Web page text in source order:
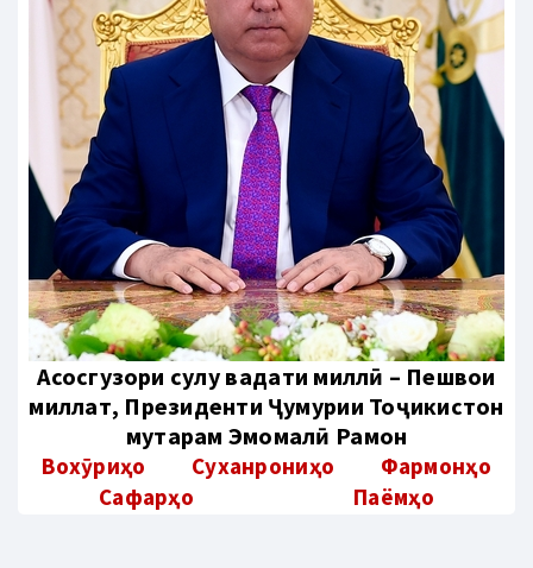
Aсосгузори сулҳу ваҳдати миллӣ – Пешвои
миллат, Президенти Ҷумҳурии Тоҷикистон
муҳтарам Эмомалӣ Раҳмон
Вохӯриҳо Суханрониҳо
Фармонҳо
Сафарҳо
Паёмҳо